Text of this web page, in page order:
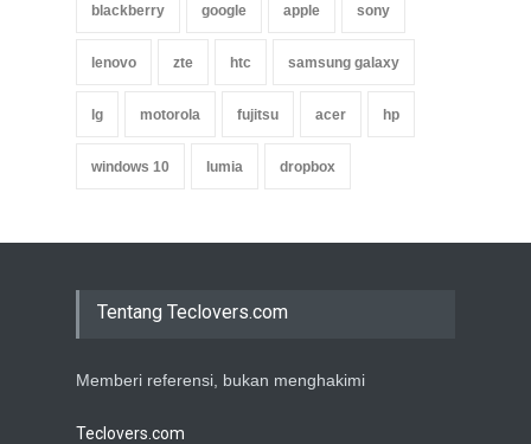
blackberry google apple sony
lenovo zte htc samsung galaxy
lg motorola fujitsu acer hp
windows 10 lumia dropbox
Tentang Teclovers.com
Memberi referensi, bukan menghakimi
Teclovers.com